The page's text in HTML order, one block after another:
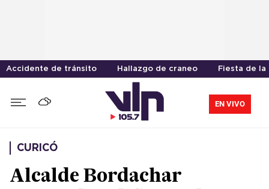
Accidente de tránsito Hallazgo de craneo Fiesta de la
EN VIVO
CURICÓ
Alcalde Bordachar